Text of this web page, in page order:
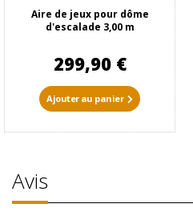
Aire de jeux pour dôme
d'escalade 3,00 m
299,90 €
Ajouter au panier
Avis